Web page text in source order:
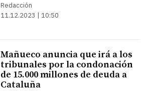
Redacción
11.12.2023 | 10:50
Mañueco anuncia que irá a los
tribunales por la condonación
de 15.000 millones de deuda a
Cataluña